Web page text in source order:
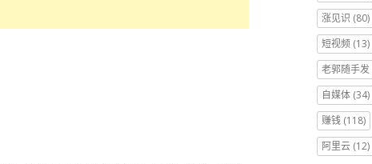
涨见识 (80)
短视频 (13)
老郭随手发
自媒体 (34)
赚钱 (118)
阿里云 (12)